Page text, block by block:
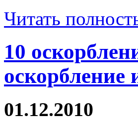
Читать
10
оскорбление
01.12.2010